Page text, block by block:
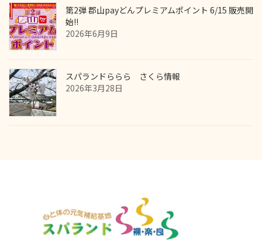
第2弾 郡山payどんプレミアムポイント 6/15 販売開
始!!
2026年6月9日
スパランドららら さくら情報
2026年3月28日